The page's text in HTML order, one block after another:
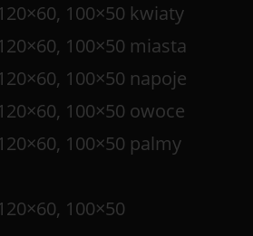
100×50 kwiaty
100×50 miasta
100×50 napoje
100×50 owoce
100×50 palmy
100×50